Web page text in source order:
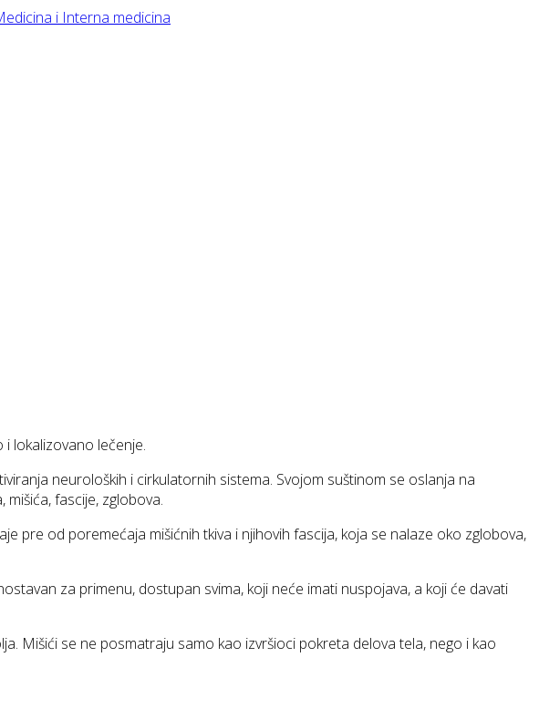
lokalizovano lečenje.
neuroloških i cirkulatornih sistema. Svojom suštinom se oslanja na
fascije, zglobova.
pre od poremećaja mišićnih tkiva i njihovih fascija, koja se nalaze oko zglobova,
za primenu, dostupan svima, koji neće imati nuspojava, a koji će davati
Mišići se ne posmatraju samo kao izvršioci pokreta delova tela, nego i kao